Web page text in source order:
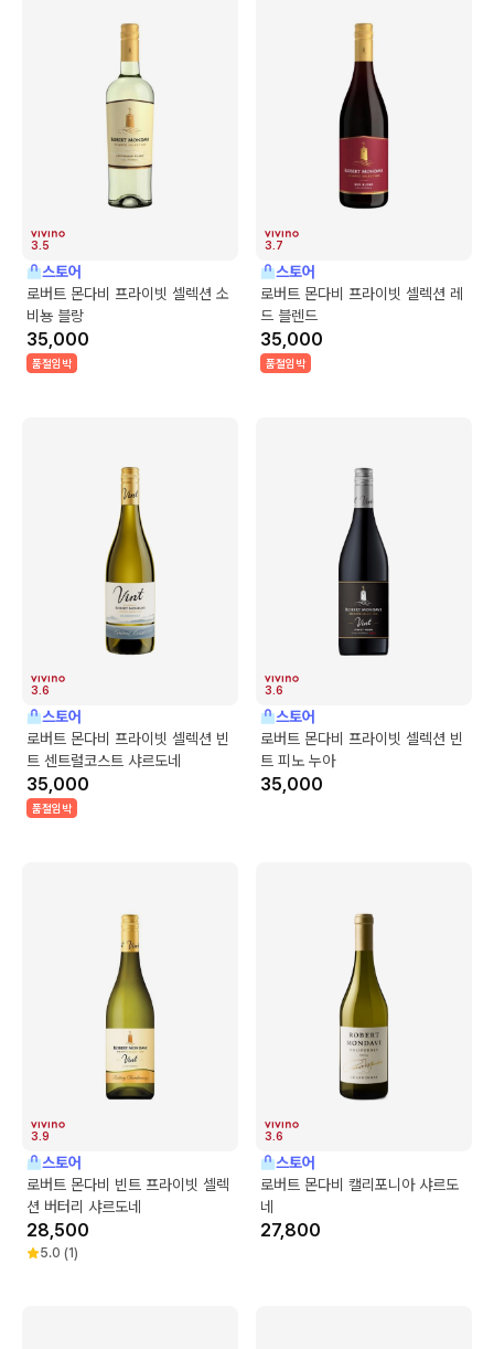
3.5
스토어
로버트 몬다비 프라이빗 셀렉션 소
비뇽 블랑
35,000
품절임박
3.7
스토어
로버트 몬다비 프라이빗 셀렉션 레
드 블렌드
35,000
품절임박
3.6
스토어
로버트 몬다비 프라이빗 셀렉션 빈
트 센트럴코스트 샤르도네
35,000
품절임박
3.6
스토어
로버트 몬다비 프라이빗 셀렉션 빈
트 피노 누아
35,000
3.9
스토어
로버트 몬다비 빈트 프라이빗 셀렉
션 버터리 샤르도네
28,500
5.0 (1)
3.6
스토어
로버트 몬다비 캘리포니아 샤르도
네
27,800